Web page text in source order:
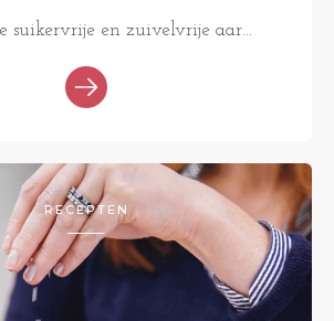
suikervrije en zuivelvrije aar...
RECEPTEN